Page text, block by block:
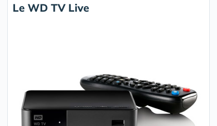
Le WD TV Live